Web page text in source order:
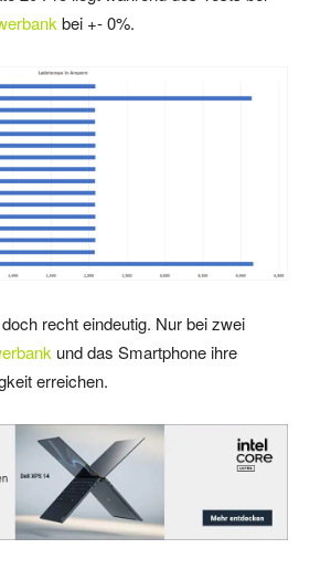
bei +- 0%.
recht eindeutig. Nur bei zwei
und das Smartphone ihre
erreichen.